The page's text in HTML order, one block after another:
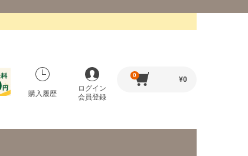
購入履歴
ログイン
会員登録
0
¥0